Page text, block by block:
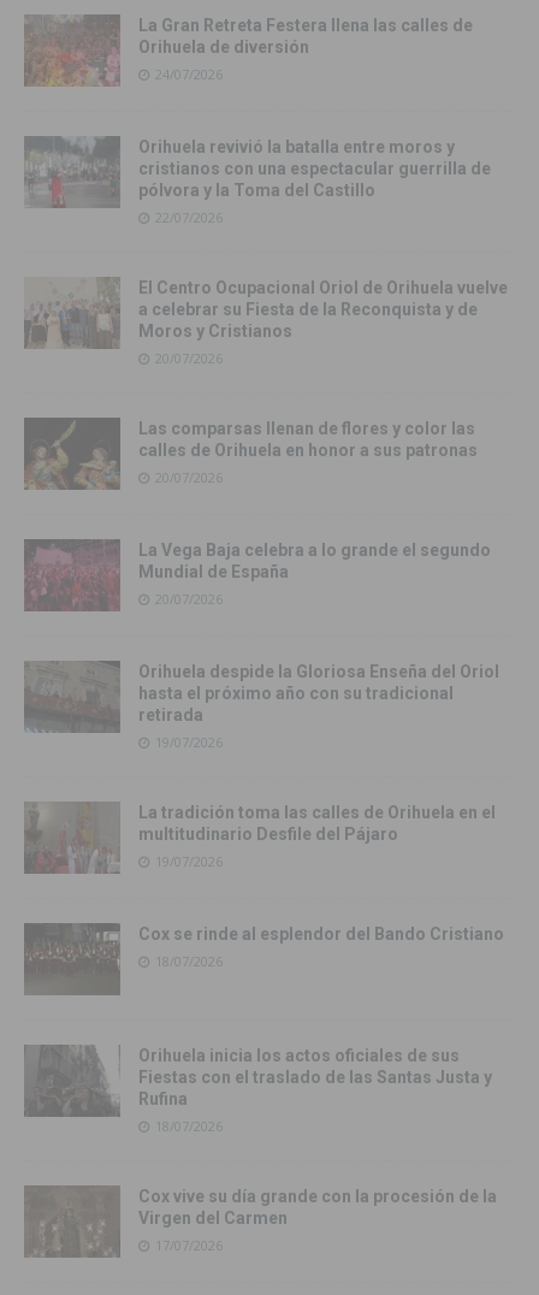
La Gran Retreta Festera llena las calles de
Orihuela de diversión
24/07/2026
Orihuela revivió la batalla entre moros y
cristianos con una espectacular guerrilla de
pólvora y la Toma del Castillo
22/07/2026
El Centro Ocupacional Oriol de Orihuela vuelve
a celebrar su Fiesta de la Reconquista y de
Moros y Cristianos
20/07/2026
Las comparsas llenan de flores y color las
calles de Orihuela en honor a sus patronas
20/07/2026
La Vega Baja celebra a lo grande el segundo
Mundial de España
20/07/2026
Orihuela despide la Gloriosa Enseña del Oriol
hasta el próximo año con su tradicional
retirada
19/07/2026
La tradición toma las calles de Orihuela en el
multitudinario Desfile del Pájaro
19/07/2026
Cox se rinde al esplendor del Bando Cristiano
18/07/2026
Orihuela inicia los actos oficiales de sus
Fiestas con el traslado de las Santas Justa y
Rufina
18/07/2026
Cox vive su día grande con la procesión de la
Virgen del Carmen
17/07/2026